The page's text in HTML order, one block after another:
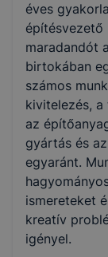
éves
építésvezető
maradandót
birtokában
számos
kivitelezés, a
az
gyártás és
egyaránt.
ismereteket
kreatív
igényel.